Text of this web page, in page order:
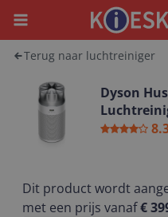
Menu
Terug naar luchtreiniger
Dyson
Dit product wordt
met een prijs vanaf€